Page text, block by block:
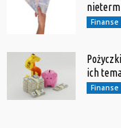
Finanse
ich
Finanse